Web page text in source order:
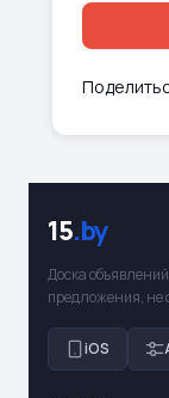
15.by
Доска
предложения, не
iOS